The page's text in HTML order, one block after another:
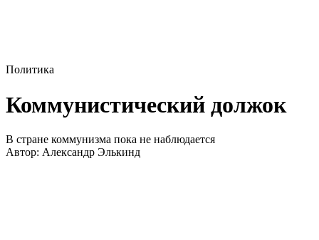
Политика
Коммунистический должок
В стране коммунизма пока не наблюдается
Автор: Александр Элькинд